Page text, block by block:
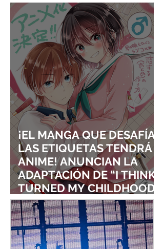
LA FAMA DE LOS EFECTOS
VISUALES
¡EL MANGA QUE DESAFÍA
LAS ETIQUETAS TENDRÁ
ANIME! ANUNCIAN LA
ADAPTACIÓN DE “I THINK I
TURNED MY CHILDHOOD
FRIEND INTO A GIRL”